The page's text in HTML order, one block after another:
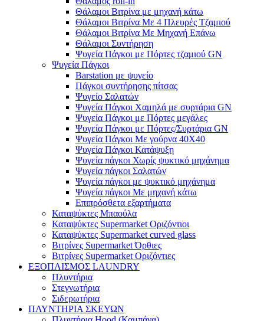
Θάλαμοι Βιτρίνα με μηχανή κάτω
Θάλαμοι Βιτρίνα Με 4 Πλευρές Τζαμιού
Θάλαμοι Βιτρίνα Με Μηχανή Επάνω
Θάλαμοι Συντήρηση
Ψυγεία Πάγκοι με Πόρτες τζαμιού GN
Ψυγεία Πάγκοι
Barstation με ψυγείο
Πάγκοι συντήρησης πίτσας
Ψυγείο Σαλατών
Ψυγεία Πάγκοι Χαμηλά με συρτάρια GN
Ψυγεία Πάγκοι με Πόρτες μεγάλες
Ψυγεία Πάγκοι με Πόρτες/Συρτάρια GN
Ψυγεία Πάγκοι Με γούρνα 40Χ40
Ψυγεία Πάγκοι Κατάψυξη
Ψυγεία πάγκοι Χωρίς ψυκτικό μηχάνημα
Ψυγεία πάγκοι Σαλατών
Ψυγεία πάγκοι με ψυκτικό μηχάνημα
Ψυγεία πάγκοι Με μηχανή κάτω
Επιπρόσθετα εξαρτήματα
Καταψύκτες Μπαούλα
Καταψύκτες Supermarket Οριζόντιοι
Καταψύκτες Supermarket curved glass
Βιτρίνες Supermarket Όρθιες
Βιτρίνες Supermarket Οριζόντιες
ΕΞΟΠΛΙΣΜΟΣ LAUNDRY
Πλυντήρια
Στεγνωτήρια
Σιδερωτήρια
ΠΛΥΝΤΗΡΙΑ ΣΚΕΥΩΝ